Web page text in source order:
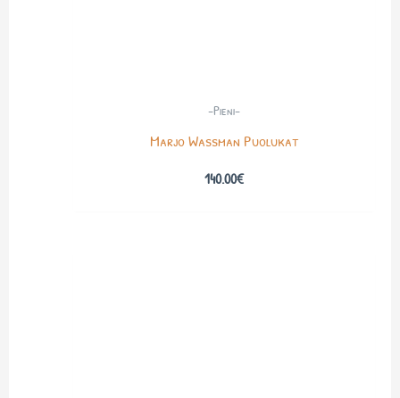
-Pieni-
Marjo Wassman Puolukat
140.00€